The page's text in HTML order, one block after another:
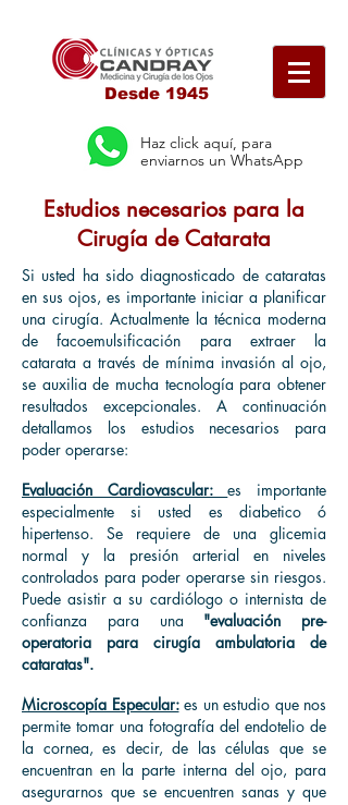
Desde 1945
Haz click aquí, para
enviarnos un WhatsApp
Estudios necesarios para la
Cirugía de Catarata
Si usted ha sido diagnosticado de cataratas
en sus ojos, es importante iniciar a planificar
una cirugía. Actualmente la técnica moderna
de facoemulsificación para extraer la
catarata a través de mínima invasión al ojo,
se auxilia de mucha tecnología para obtener
resultados excepcionales. A continuación
detallamos los estudios necesarios para
poder operarse:
Evaluación Cardiovascular:es importante
especialmente si usted es diabetico ó
hipertenso. Se requiere de una glicemia
normal y la presión arterial en niveles
controlados para poder operarse sin riesgos.
Puede asistir a su cardiólogo o internista de
confianza para una "evaluación pre-
operatoria para cirugía ambulatoria de
cataratas".
Microscopía Especular:es un estudio que nos
permite tomar una fotografía del endotelio de
la cornea, es decir, de las células que se
encuentran en la parte interna del ojo, para
asegurarnos que se encuentren sanas y que